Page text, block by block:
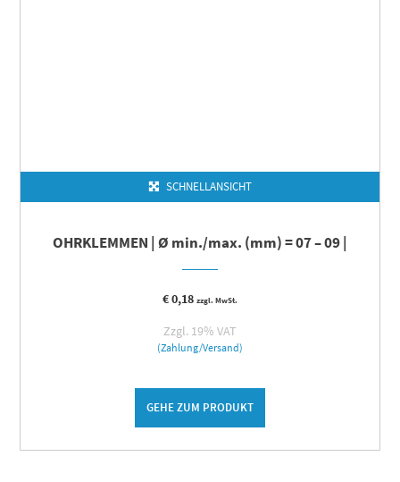
SCHNELLANSICHT
OHRKLEMMEN | Ø min./max. (mm) = 07 – 09 |
€0,18 zzgl. MwSt.
Zzgl. 19% VAT
(Zahlung/Versand)
GEHE ZUM PRODUKT